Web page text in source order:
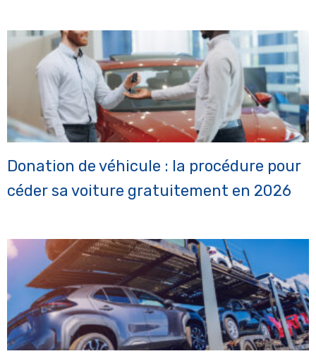
Donation de véhicule : la procédure pour
céder sa voiture gratuitement en 2026